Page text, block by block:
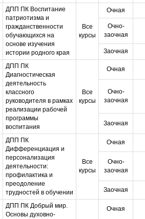
ДПП ПК Воспитание
патриотизма и
гражданственности
обучающихся на
основе изучения
истории родного края
Все
курсы
Очная
Очно-
заочная
Заочная
ДПП ПК
Диагностическая
деятельность
классного
руководителя в рамках
реализации рабочей
программы
воспитания
Все
курсы
Очная
Очно-
заочная
Заочная
ДПП ПК
Дифференциация и
персонализация
деятельности:
профилактика и
преодоление
трудностей в обучении
Все
курсы
Очная
Очно-
заочная
Заочная
ДПП ПК Добрый мир.
Основы духовно-
Очная